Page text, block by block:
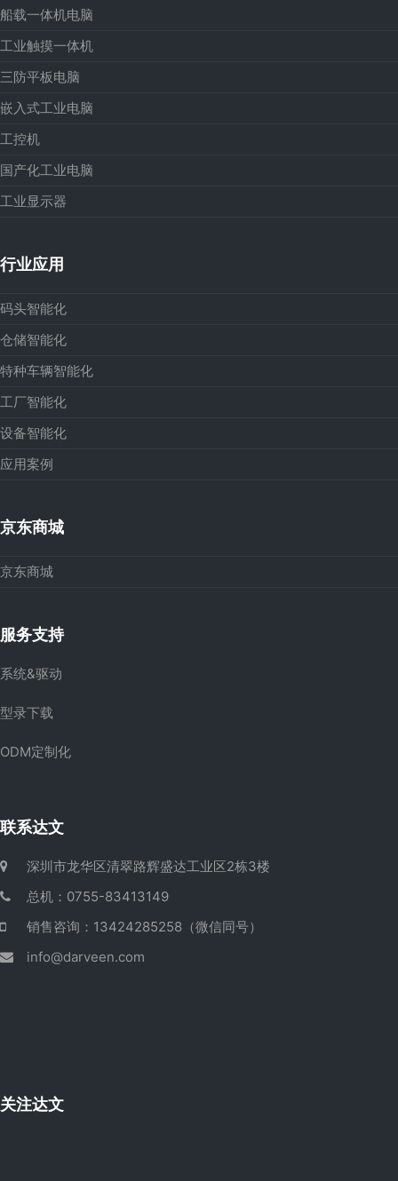
船载一体机电脑
工业触摸一体机
三防平板电脑
嵌入式工业电脑
工控机
国产化工业电脑
工业显示器
行业应用
码头智能化
仓储智能化
特种车辆智能化
工厂智能化
设备智能化
应用案例
京东商城
京东商城
服务支持
系统&驱动
型录下载
ODM定制化
联系达文
深圳市龙华区清翠路辉盛达工业区2栋3楼
总机：0755-83413149
销售咨询：13424285258（微信同号）
info@darveen.com
关注达文